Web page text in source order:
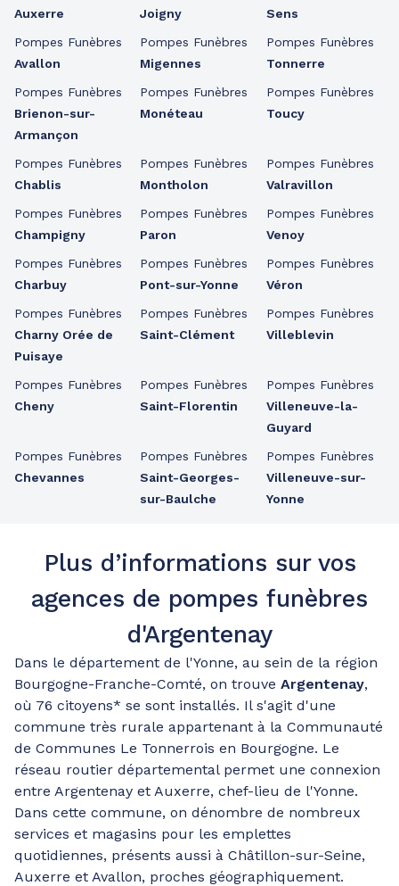
Auxerre
Pompes Funèbres
Avallon
Pompes Funèbres
Brienon-sur-
Armançon
Pompes Funèbres
Chablis
Pompes Funèbres
Champigny
Pompes Funèbres
Charbuy
Pompes Funèbres
Charny Orée de
Puisaye
Pompes Funèbres
Cheny
Pompes Funèbres
Chevannes
Joigny
Pompes Funèbres
Migennes
Pompes Funèbres
Monéteau
Pompes Funèbres
Montholon
Pompes Funèbres
Paron
Pompes Funèbres
Pont-sur-Yonne
Pompes Funèbres
Saint-Clément
Pompes Funèbres
Saint-Florentin
Pompes Funèbres
Saint-Georges-
sur-Baulche
Sens
Pompes Funèbres
Tonnerre
Pompes Funèbres
Toucy
Pompes Funèbres
Valravillon
Pompes Funèbres
Venoy
Pompes Funèbres
Véron
Pompes Funèbres
Villeblevin
Pompes Funèbres
Villeneuve-la-
Guyard
Pompes Funèbres
Villeneuve-sur-
Yonne
Plus d’informations sur vos
agences de pompes funèbres
d'Argentenay
Dans le département de l'Yonne, au sein de la région
Bourgogne-Franche-Comté, on trouve Argentenay,
où 76 citoyens* se sont installés. Il s'agit d'une
commune très rurale appartenant à la Communauté
de Communes Le Tonnerrois en Bourgogne. Le
réseau routier départemental permet une connexion
entre Argentenay et Auxerre, chef-lieu de l'Yonne.
Dans cette commune, on dénombre de nombreux
services et magasins pour les emplettes
quotidiennes, présents aussi à Châtillon-sur-Seine,
Auxerre et Avallon, proches géographiquement.